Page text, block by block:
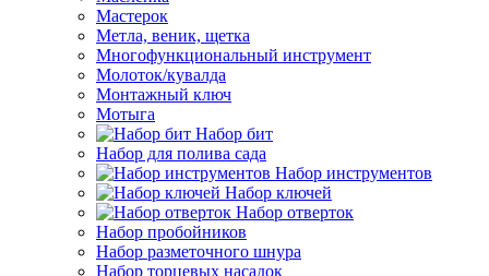
Мастерок
Метла, веник, щетка
Многофункциональный инструмент
Молоток/кувалда
Монтажный ключ
Мотыга
Набор бит
Набор для полива сада
Набор инструментов
Набор ключей
Набор отверток
Набор пробойников
Набор разметочного шнура
Набор торцевых насадок